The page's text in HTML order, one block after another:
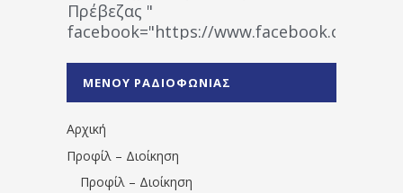
Πρέβεζας "
facebook="https://www.facebook.com/
1531194763766854/" artist="" ]
ΜΕΝΟΥ ΡΑΔΙΟΦΩΝΙΑΣ
Αρχική
Προφίλ – Διοίκηση
Προφίλ – Διοίκηση